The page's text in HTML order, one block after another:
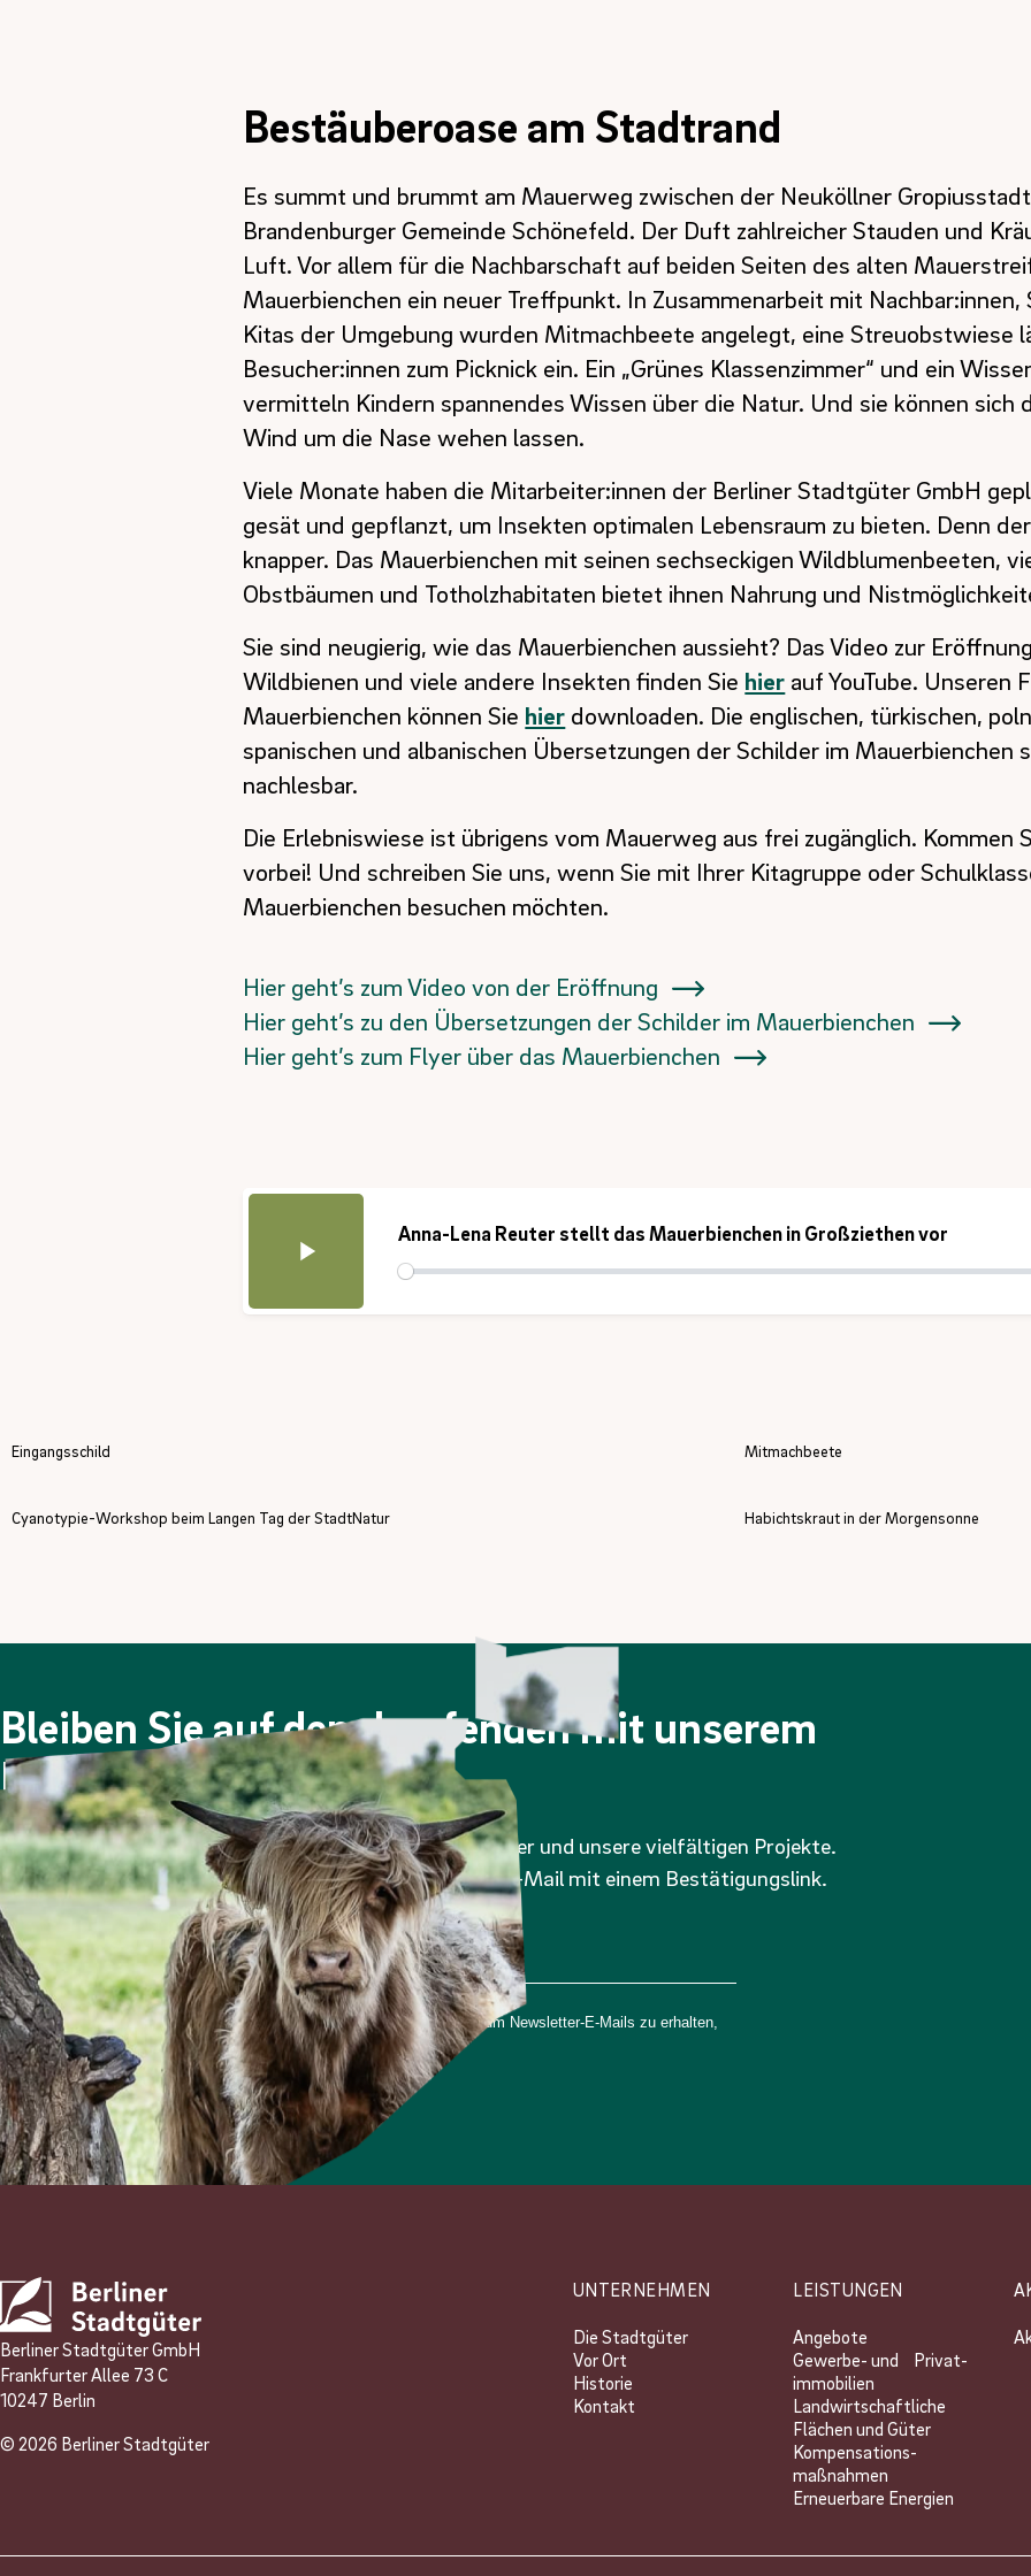
Bestäuberoase am Stadtrand
Es summt und brummt am Mauerweg zwischen der Neuköllner
Brandenburger Gemeinde Schönefeld. Der Duft zahlreicher Stauden und
Luft. Vor allem für die Nachbarschaft auf beiden Seiten des alten
Mauerbienchen ein neuer Treffpunkt. In Zusammenarbeit mit Nachbar:innen,
Kitas der Umgebung wurden Mitmachbeete angelegt, eine Streuobstwiese
Besucher:innen zum Picknick ein. Ein „Grünes Klassenzimmer“ und ein
vermitteln Kindern spannendes Wissen über die Natur. Und sie können sich
Wind um die Nase wehen lassen.
Viele Monate haben die Mitarbeiter:innen der Berliner Stadtgüter GmbH
gesät und gepflanzt, um Insekten optimalen Lebensraum zu bieten. Denn
knapper. Das Mauerbienchen mit seinen sechseckigen Wildblumenbeeten,
Obstbäumen und Totholzhabitaten bietet ihnen Nahrung und
Sie sind neugierig, wie das Mauerbienchen aussieht? Das Video zur
Wildbienen und viele andere Insekten finden Sie hier auf YouTube. Unseren
Mauerbienchen können Sie hier downloaden. Die englischen, türkischen,
spanischen und albanischen Übersetzungen der Schilder im Mauerbienchen
nachlesbar.
Die Erlebniswiese ist übrigens vom Mauerweg aus frei zugänglich. Kommen
vorbei! Und schreiben Sie uns, wenn Sie mit Ihrer Kitagruppe oder
Mauerbienchen besuchen möchten.
Hier geht’s zum Video von der Eröffnung
Hier geht’s zu den Übersetzungen der Schilder im Mauerbienchen
Hier geht’s zum Flyer über das Mauerbienchen
Anna-Lena Reuter stellt das Mauerbienchen in Großziethen vor
Eingangsschild Mitmachbeete
Cyanotypie-Workshop beim Langen Tag der StadtNatur Habichtskraut in der Morgensonne
Bleiben Sie auf dem Laufenden mit unserem
Newsletter!
Viermal im Jahr berichten wir über die Berliner Stadtgüter und unsere vielfältigen Projekte.
Nachdem Sie sich angemeldet haben, erhalten Sie eine E-Mail mit einem Bestätigungslink.
Bitte prüfen Sie ggf. auch Ihren Spam-Ordner.
*Ich stimme zu, dass meine personenbezogenen Daten genutzt werden, um Newsletter-E-Mails zu erhalten,
und weiß, dass ich dies jederzeit widerrufen kann.
Anmelden
Berliner Stadtgüter GmbH
Frankfurter Allee 73 C
10247 Berlin
© 2026 Berliner Stadtgüter
UNTERNEHMEN
Die Stadtgüter
Vor Ort
Historie
Kontakt
LEISTUNGEN
Angebote
Gewerbe- und Privat­
immobilien
Landwirtschaftliche
Flächen und Güter
Kompensations­
maßnahmen
Erneuerbare Energien